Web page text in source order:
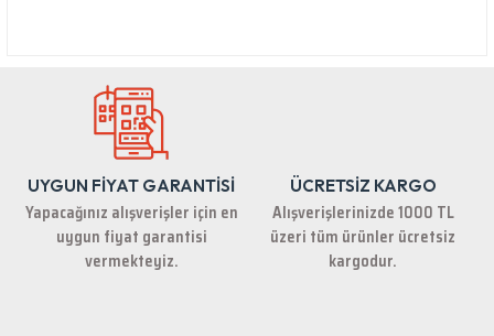
UYGUN FİYAT GARANTİSİ
Yapacağınız alışverişler için en
uygun fiyat garantisi
vermekteyiz.
ÜCRETSİZ KARGO
Alışverişlerinizde 1000 TL
üzeri tüm ürünler ücretsiz
kargodur.